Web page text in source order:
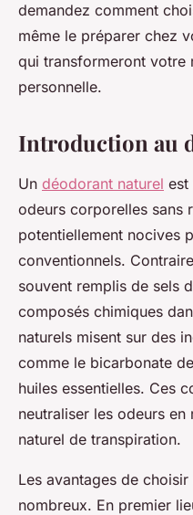
demandez comment
même le préparer chez
qui transformeront votre
personnelle.
Introduction au
Un déodorant naturel est
odeurs corporelles sans
potentiellement nocives
conventionnels.
souvent remplis de sels
composés chimiques
naturels misent sur des
comme le bicarbonate
huiles essentielles. Ces
neutraliser les odeurs
naturel de transpiration.
Les avantages de
nombreux. En premier